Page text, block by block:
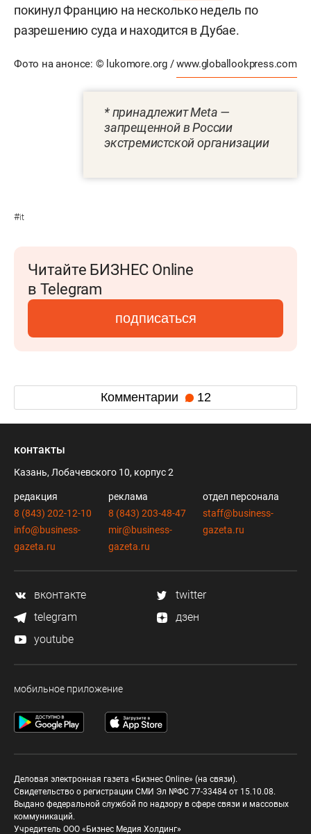
покинул Францию на несколько недель по
разрешению суда и находится в Дубае.
Фото на анонсе: © lukomore.org /www.globallookpress.com
* принадлежит Meta —
запрещенной в России
экстремистской организации
#it
Читайте БИЗНЕС Online
в Telegram
подписаться
Комментарии 12
контакты
Казань, Лобачевского 10, корпус 2
редакция
8 (843) 202-12-10
info@business-
gazeta.ru
реклама
8 (843) 203-48-47
mir@business-
gazeta.ru
отдел персонала
staff@business-
gazeta.ru
вконтакте
twitter
telegram
дзен
youtube
мобильное приложение
Деловая электронная газета «Бизнес Online» (на связи).
Свидетельство о регистрации СМИ Эл №ФС 77-33484 от 15.10.08.
Выдано федеральной службой по надзору в сфере связи и массовых
коммуникаций.
Учредитель ООО «Бизнес Медия Холдинг»